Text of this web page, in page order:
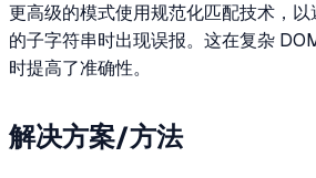
更高级的模式使用规范化匹配技术，
的子字符串时出现误报。这在复杂
时提高了准确性。
解决方案/方法